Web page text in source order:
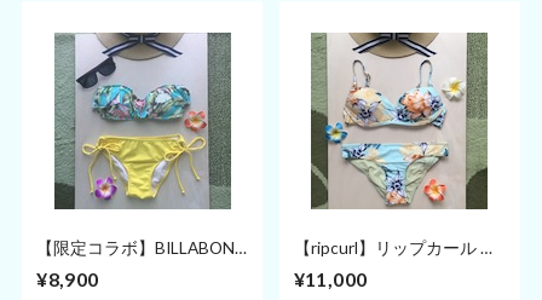
【限定コラボ】BILLABONG
(7〜9号)
¥8,900
【ripcurl】リップカール M
¥11,000